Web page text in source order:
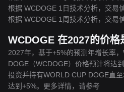
根据 WCDOGE 1日技术分析，交易
根据 WCDOGE 1周技术分析，交易
WCDOGE 在2027的价格
2027年，基于+5%的预测年增长率
DOGE（WCDOGE）价格预计将达
投资并持有WORLD CUP DOGE直
达到+5%。更多详情，请参考